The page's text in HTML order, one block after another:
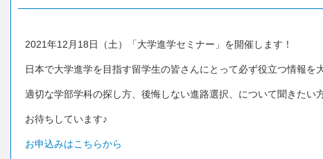
2021年12月18日（土）「大学進学セミナー」を開催します！
日本で大学進学を目指す留学生の皆さんにとって必ず役立つ情報を
適切な学部学科の探し方、後悔しない進路選択、について聞きたい
お待ちしています♪
お申込みはこちらから